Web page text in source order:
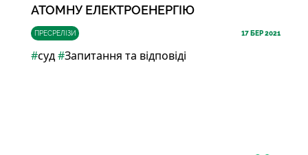
ПРЕСРЕЛІЗИ 17БЕР 2021
АТОМНУ ЕЛЕКТРОЕНЕРГІЮ
#суд#Запитання та відповіді